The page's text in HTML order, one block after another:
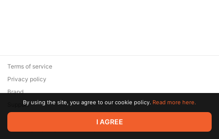
© 2026 Zaya Solutions Limited. All rights reserved. All trademarks
are the property of their respective owners.
Terms of service
Privacy policy
Brand
SupportBy using the site, you agree to our cookie policy. Read more here.
I AGREE